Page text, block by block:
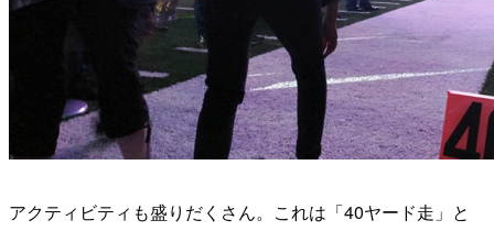
アクティビティも盛りだくさん。これは「40ヤード走」と